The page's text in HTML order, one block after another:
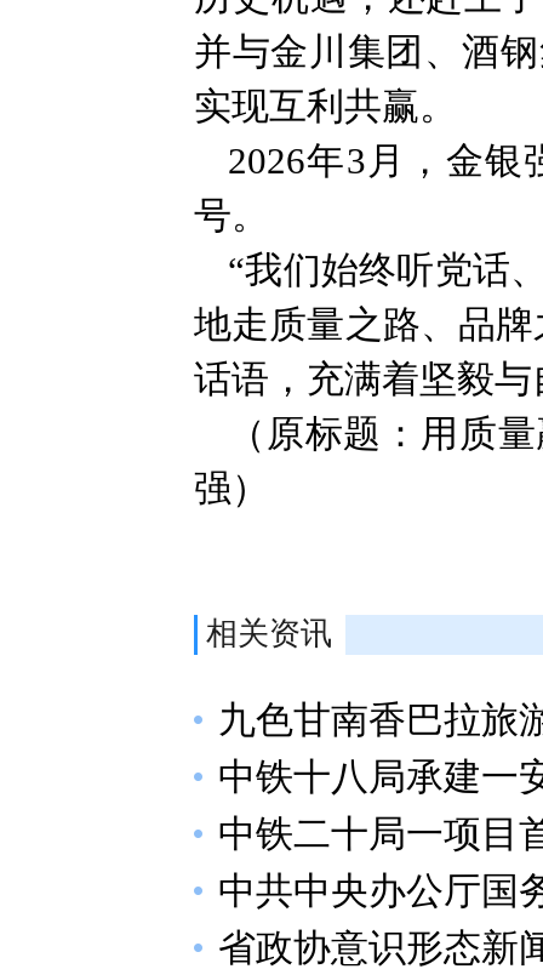
并与金川集团、酒
实现互利共赢。
2026年3月，金
号。
“我们始终听党话
地走质量之路、品
话语，充满着坚毅与
（原标题：用质
强）
相关资讯
九色甘南香巴拉旅
中铁十八局承建一
中铁二十局一项目
中共中央办公厅国
省政协意识形态新